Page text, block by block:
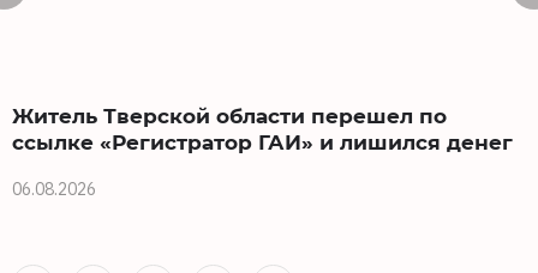
Житель Тверской области перешел по
ссылке «Регистратор ГАИ» и лишился денег
06.08.2026